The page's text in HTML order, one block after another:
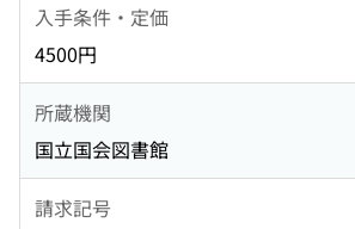
入手条件・定価
4500円
所蔵機関
国立国会図書館
請求記号